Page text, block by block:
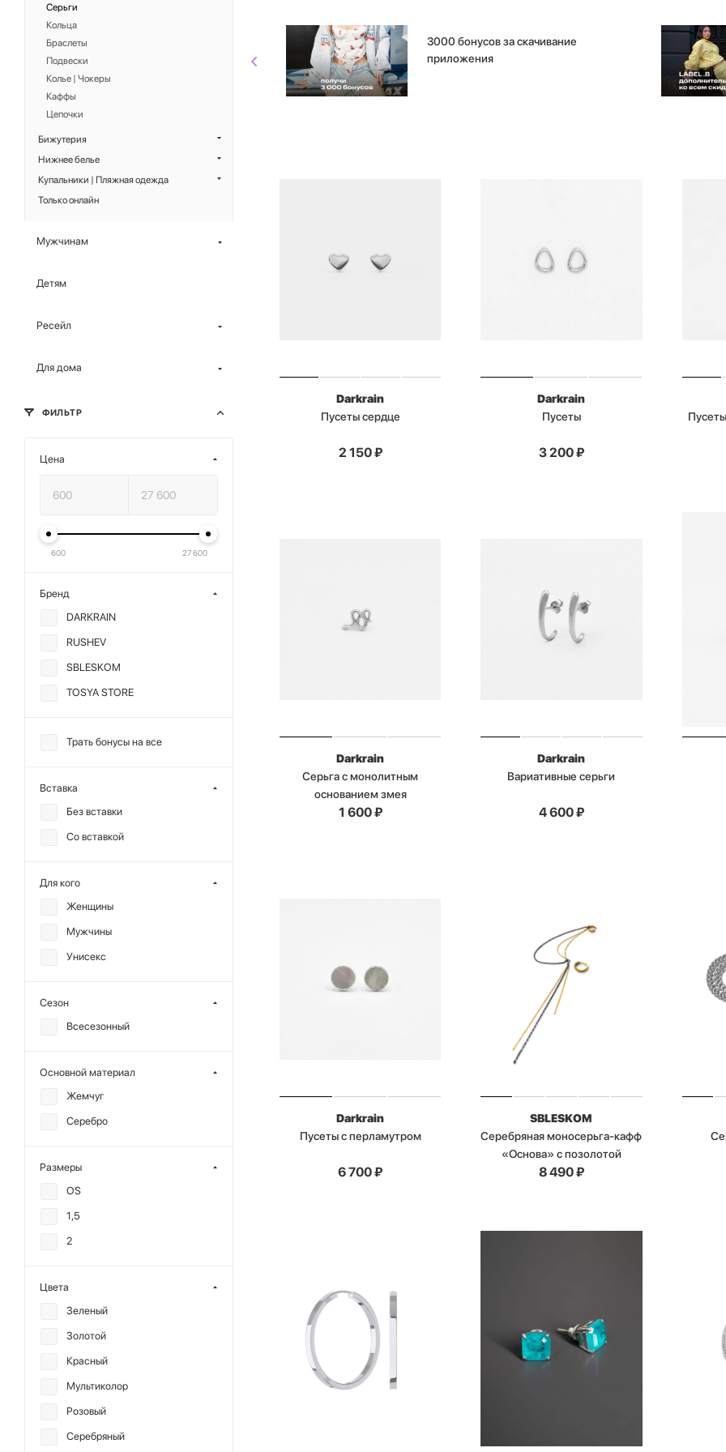
3000 бонусов за скачивание
приложения
Darkrain
Пусеты сердце
2 150₽
Darkrain
Пусеты
3 200₽
Darkrain
Серьга с монолитным
основанием змея
1 600₽
Darkrain
Вариативные серьги
4 600₽
Darkrain
Пусеты с перламутром
6 700₽
SBLESKOM
Серебряная моносерьга-кафф
«Основа» с позолотой
8 490₽
Серьги
Кольца
Браслеты
Подвески
Колье | Чокеры
Каффы
Цепочки
Бижутерия
Нижнее белье
Купальники | Пляжная одежда
Только онлайн
Мужчинам
Детям
Ресейл
Для дома
ФИЛЬТР
Цена
600 27 600
Бренд
DARKRAIN
RUSHEV
SBLESKOM
TOSYA STORE
Трать бонусы на все
Вставка
Без вставки
Со вставкой
Для кого
Женщины
Мужчины
Унисекс
Сезон
Всесезонный
Основной материал
Жемчуг
Серебро
Размеры
OS
1,5
2
Цвета
Зеленый
Золотой
Красный
Мультиколор
Розовый
Серебряный